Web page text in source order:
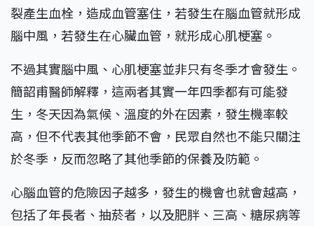
裂產生血栓，造成血管塞住，若發生在腦血管就形成
腦中風，若發生在心臟血管，就形成心肌梗塞。
不過其實腦中風、心肌梗塞並非只有冬季才會發生。
簡韶甫醫師解釋，這兩者其實一年四季都有可能發
生，冬天因為氣候、溫度的外在因素，發生機率較
高，但不代表其他季節不會，民眾自然也不能只關注
於冬季，反而忽略了其他季節的保養及防範。
心腦血管的危險因子越多，發生的機會也就會越高，
包括了年長者、抽菸者，以及肥胖、三高、糖尿病等